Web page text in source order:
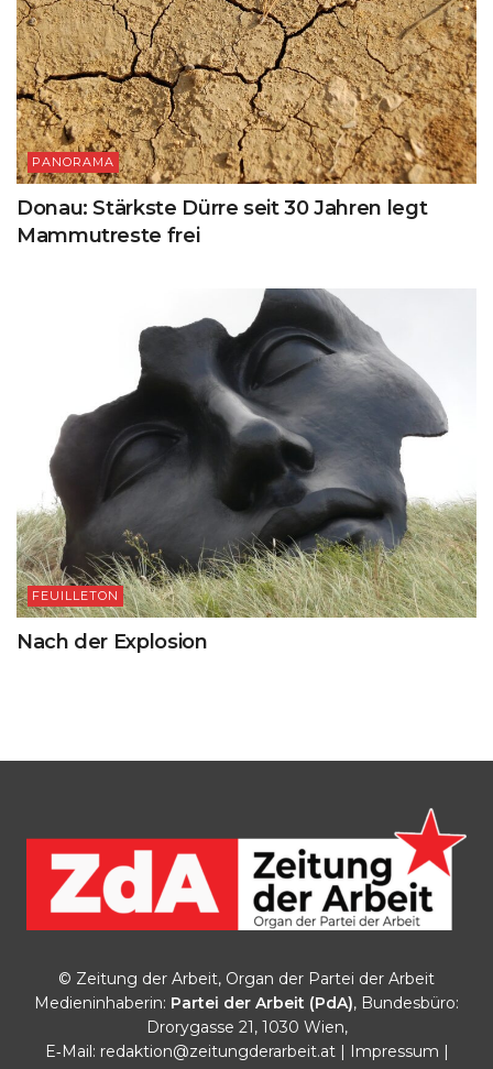
PANORAMA
Donau: Stärkste Dürre seit 30 Jahren legt
Mammutreste frei
FEUILLETON
Nach der Explosion
© Zeitung der Arbeit, Organ der Partei der Arbeit
Medieninhaberin: Partei der Arbeit (PdA), Bundesbüro:
Drorygasse 21, 1030 Wien,
E‑Mail: redaktion@zeitungderarbeit.at| Impressum |